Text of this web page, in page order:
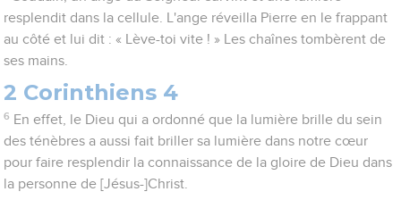
resplendit dans la cellule. L'ange réveilla Pierre en le frappant
au côté et lui dit : « Lève-toi vite ! » Les chaînes tombèrent de
ses mains.
2 Corinthiens 4
6 En effet, le Dieu qui a ordonné que la lumière brille du sein
des ténèbres a aussi fait briller sa lumière dans notre cœur
pour faire resplendir la connaissance de la gloire de Dieu dans
la personne de [Jésus-]Christ.